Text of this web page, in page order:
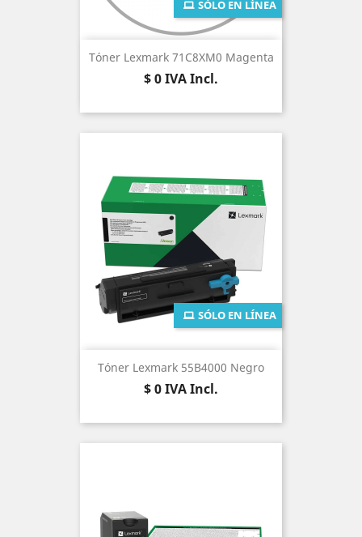
Tóner Lexmark 71C8XM0 Magenta
Precio
$ 0IVA Incl.
SÓLO EN LÍNEA
Tóner Lexmark 55B4000 Negro
Precio
$ 0IVA Incl.
SÓLO EN LÍNEA